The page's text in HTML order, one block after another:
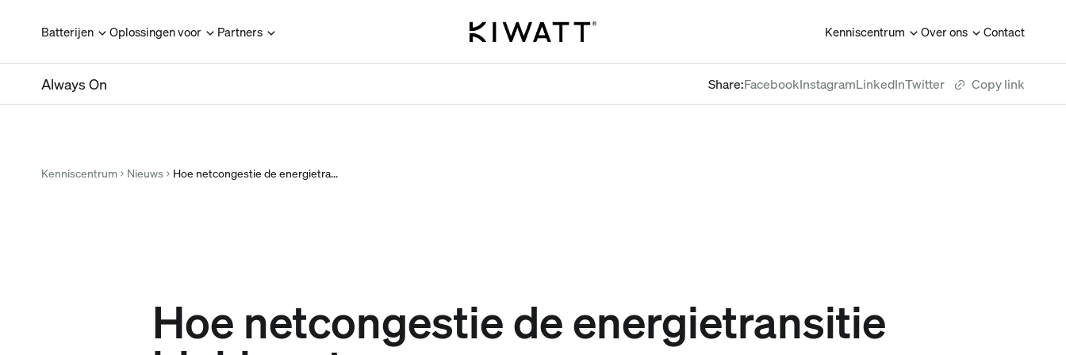
Batterijen Oplossingen voor Partners Kenniscentrum Over ons Contact
Always On Share:FacebookInstagramLinkedInTwitter Copy link
Kenniscentrum Nieuws Hoe netcongestie de energietra...
Hoe netcongestie de energietransitie